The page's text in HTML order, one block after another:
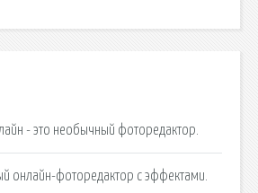
- это необычный фоторедактор.
онлайн-фоторедактор с эффектами.